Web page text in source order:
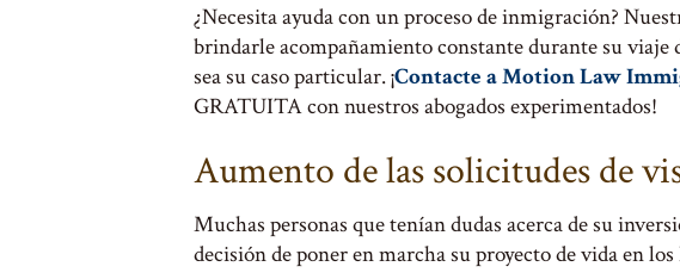
¿Necesita ayuda con un proceso de inmigración?
brindarle acompañamiento constante durante su
sea su caso particular. ¡Contacte a Motion Law
GRATUITA con nuestros abogados experimentados!
Aumento de las solicitudes de
Muchas personas que tenían dudas acerca de su
decisión de poner en marcha su proyecto de vida en